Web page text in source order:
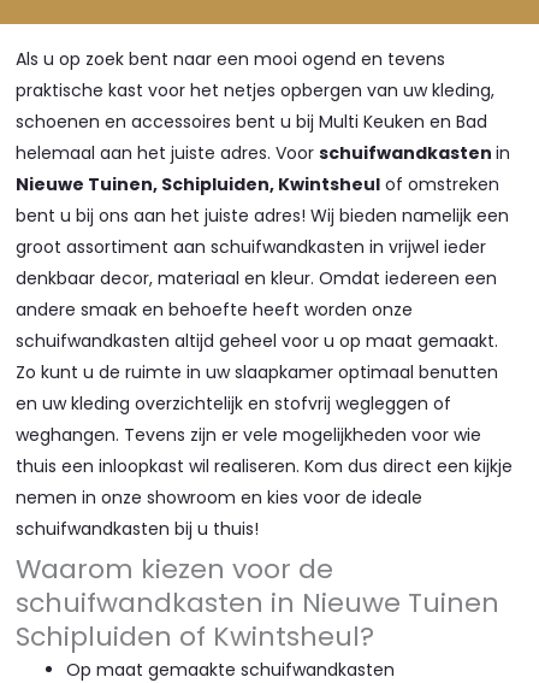
Als u op zoek bent naar een mooi ogend en tevens
praktische kast voor het netjes opbergen van uw kleding,
schoenen en accessoires bent u bij Multi Keuken en Bad
helemaal aan het juiste adres. Voorschuifwandkastenin
Nieuwe Tuinen, Schipluiden, Kwintsheul of omstreken
bent u bij ons aan het juiste adres! Wij bieden namelijk een
groot assortiment aan schuifwandkasten in vrijwel ieder
denkbaar decor, materiaal en kleur. Omdat iedereen een
andere smaak en behoefte heeft worden onze
schuifwandkasten altijd geheel voor u op maat gemaakt.
Zo kunt u de ruimte in uw slaapkamer optimaal benutten
en uw kleding overzichtelijk en stofvrij wegleggen of
weghangen. Tevens zijn er vele mogelijkheden voor wie
thuis een inloopkast wil realiseren. Kom dus direct een kijkje
nemen in onze showroom en kies voor de ideale
schuifwandkasten bij u thuis!
Waarom kiezen voor de
schuifwandkasten in Nieuwe Tuinen
Schipluiden of Kwintsheul?
Op maat gemaakte schuifwandkasten